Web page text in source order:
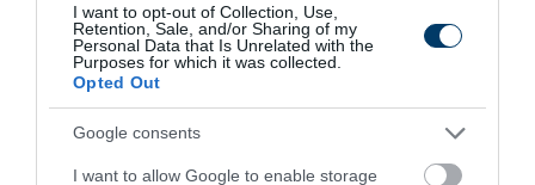
I want to opt-out of Collection, Use,
Retention, Sale, and/or Sharing of my
Personal Data that Is Unrelated with the
Purposes for which it was collected.
Opted Out
Google consents
I want to allow Google to enable storage
Lóci Játszik, aFiúk, aHűvös,azIrie Maffia
Mehringer,és a4S Streetis. Új színt visz a fesztivál
kínálatába a hip-hop közegből érkező, élő zenekarral
fellépőFILO Livekoncertje, de szövegel majd